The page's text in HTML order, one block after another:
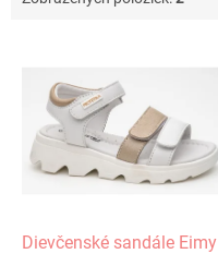
Dievčenské sandále Eimy